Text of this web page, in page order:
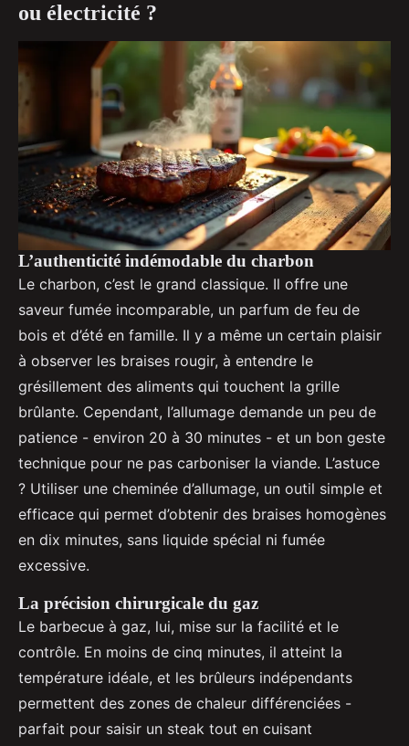
ou électricité ?
L’authenticité indémodable du charbon
Le charbon, c’est le grand classique. Il offre une
saveur fumée incomparable, un parfum de feu de
bois et d’été en famille. Il y a même un certain plaisir
à observer les braises rougir, à entendre le
grésillement des aliments qui touchent la grille
brûlante. Cependant, l’allumage demande un peu de
patience - environ 20 à 30 minutes - et un bon geste
technique pour ne pas carboniser la viande. L’astuce
? Utiliser une cheminée d’allumage, un outil simple et
efficace qui permet d’obtenir des braises homogènes
en dix minutes, sans liquide spécial ni fumée
excessive.
La précision chirurgicale du gaz
Le barbecue à gaz, lui, mise sur la facilité et le
contrôle. En moins de cinq minutes, il atteint la
température idéale, et les brûleurs indépendants
permettent des zones de chaleur différenciées -
parfait pour saisir un steak tout en cuisant